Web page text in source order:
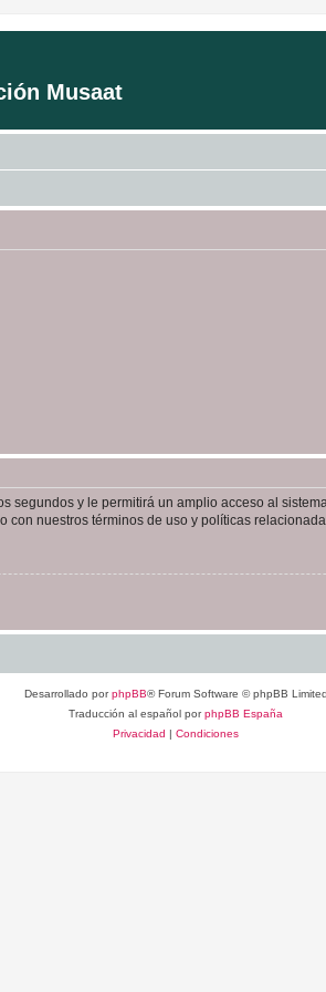
Musaat
segundos y le permitirá un amplio acceso al
nuestros términos de uso y políticas
Desarrollado porphpBB® Forum Software © phpBB Limited
Traducción al español porphpBB España
Privacidad | Condiciones